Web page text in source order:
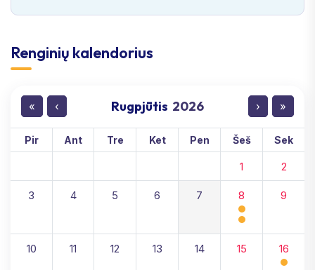
Renginių kalendorius
« ‹ Rugpjūtis 2026 › »
Pir Ant Tre Ket Pen Šeš Sek
1 2
3 4 5 6 7 8 9
10 11 12 13 14 15 16